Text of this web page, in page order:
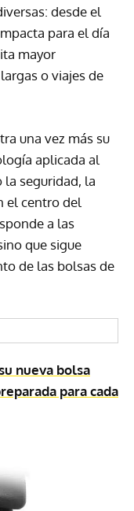
desde el
para el día
mayor
o viajes de
una vez más su
aplicada al
seguridad, la
el centro del
a las
que sigue
de las bolsas de
nueva bolsa
para cada